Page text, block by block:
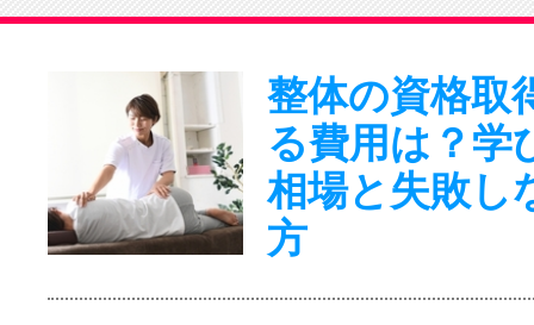
整体の資格取
る費用は？学
相場と失敗し
方